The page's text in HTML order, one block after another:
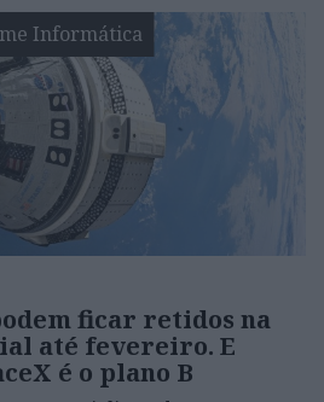
Informática
ficar retidos na
até fevereiro. E
é o plano B